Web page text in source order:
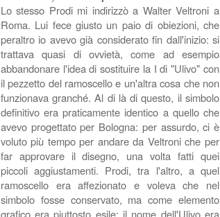
Lo stesso Prodi mi indirizzò a Walter Veltroni a
Roma. Lui fece giusto un paio di obiezioni, che
peraltro io avevo già considerato fin dall'inizio: si
trattava quasi di ovvietà, come ad esempio
abbandonare l'idea di sostituire la I di "Ulivo" con
il pezzetto del ramoscello e un'altra cosa che non
funzionava granché. Al di là di questo, il simbolo
definitivo era praticamente identico a quello che
avevo progettato per Bologna: per assurdo, ci è
voluto più tempo per andare da Veltroni che per
far approvare il disegno, una volta fatti quei
piccoli aggiustamenti. Prodi, tra l'altro, a quel
ramoscello era affezionato e voleva che nel
simbolo fosse conservato, ma come elemento
grafico era piuttosto esile; il nome dell'Ulivo era